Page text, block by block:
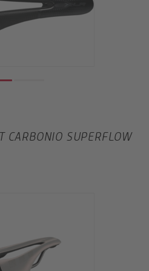
CARBONIO SUPERFLOW